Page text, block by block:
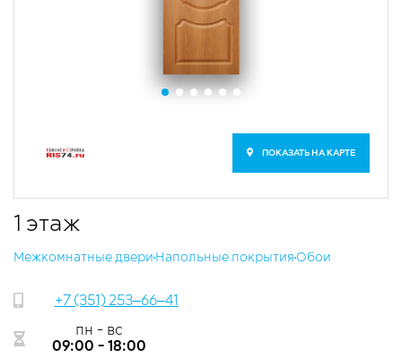
ПОКАЗАТЬ НА КАРТЕ
1 этаж
Межкомнатные двери ​Напольные покрытия​Обои
+7 (351) 253‒66‒41
пн - вс
09:00 - 18:00